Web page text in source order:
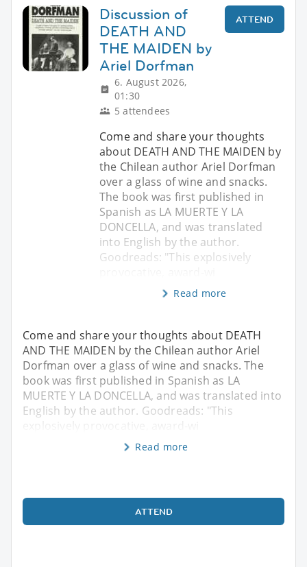
Discussion of
DEATH AND
THE MAIDEN by
Ariel Dorfman
6. August 2026,
01:30
5 attendees
ATTEND
Come and share your thoughts
about DEATH AND THE MAIDEN by
the Chilean author Ariel Dorfman
over a glass of wine and snacks.
The book was first published in
Spanish as LA MUERTE Y LA
DONCELLA, and was translated
into English by the author.
Goodreads: "This explosively
Read more
Come and share your thoughts about DEATH
AND THE MAIDEN by the Chilean author Ariel
Dorfman over a glass of wine and snacks. The
book was first published in Spanish as LA
MUERTE Y LA DONCELLA, and was translated into
English by the author. Goodreads: "This
Read more
ATTEND